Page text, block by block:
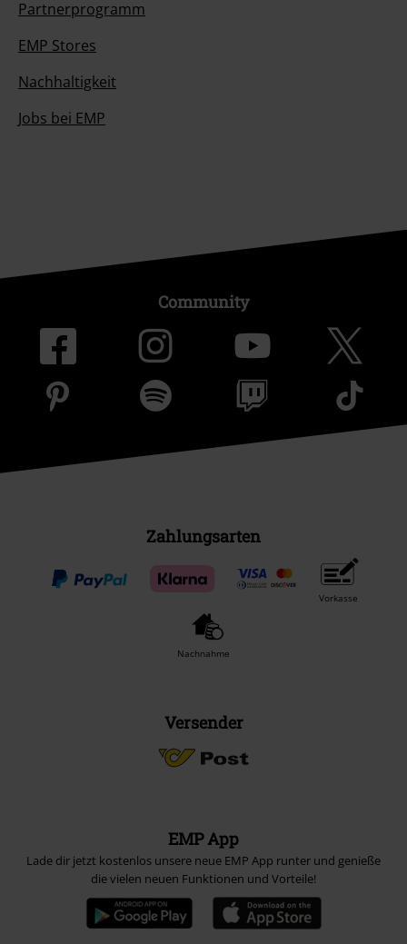
Partnerprogramm
EMP Stores
Nachhaltigkeit
Jobs bei EMP
Community
Zahlungsarten
Vorkasse
Nachnahme
Versender
EMP App
Lade dir jetzt kostenlos unsere neue EMP App runter und genieße
die vielen neuen Funktionen und Vorteile!